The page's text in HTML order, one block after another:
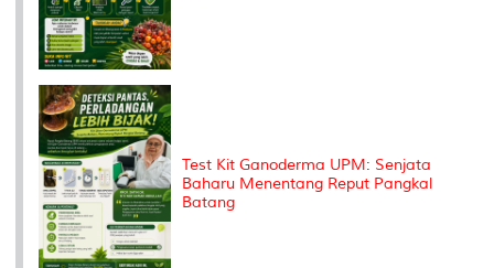
Test Kit Ganoderma UPM: Senjata
Baharu Menentang Reput Pangkal
Batang